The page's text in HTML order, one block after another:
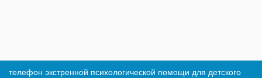
телефон экстренной психологической помощи для детского